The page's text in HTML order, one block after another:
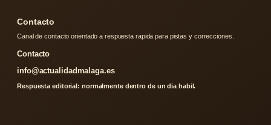
Contacto
Canal de contacto orientado a respuesta rapida para pistas y correcciones.
Contacto
info@actualidadmalaga.es
Respuesta editorial: normalmente dentro de un dia habil.